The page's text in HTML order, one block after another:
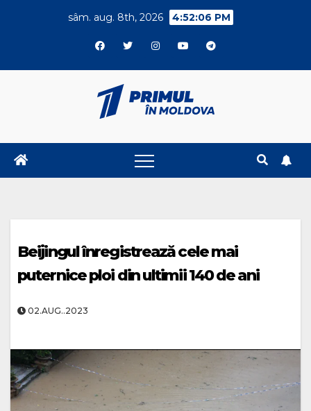
sâm. aug. 8th, 2026 4:52:07 PM
Beijingul înregistrează cele mai
puternice ploi din ultimii 140 de ani
02.AUG..2023